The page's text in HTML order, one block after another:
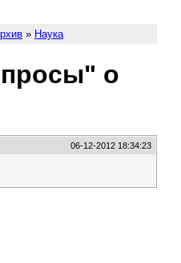
» Наука
о
06-12-2012 18:34:23